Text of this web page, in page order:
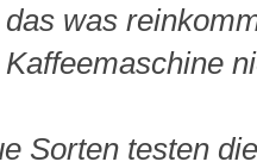
was
Sorten testen